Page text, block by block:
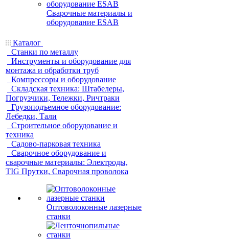
Сварочные материалы и
оборудование ESAB
Каталог
Станки по металлу
Инструменты и оборудование для
монтажа и обработки труб
Компрессоры и оборудование
Складская техника: Штабелеры,
Погрузчики, Тележки, Ричтраки
Грузоподъемное оборудование:
Лебедки, Тали
Строительное оборудование и
техника
Садово-парковая техника
Сварочное оборудование и
сварочные материалы: Электроды,
TIG Прутки, Сварочная проволока
Оптоволоконные лазерные
станки